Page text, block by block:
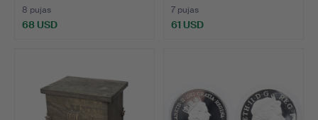
8 pujas
68 USD
7 pujas
61 USD